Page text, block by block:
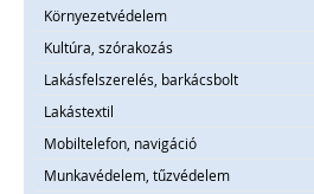
Környezetvédelem
Kultúra, szórakozás
Lakásfelszerelés, barkácsbolt
Lakástextil
Mobiltelefon, navigáció
Munkavédelem, tűzvédelem